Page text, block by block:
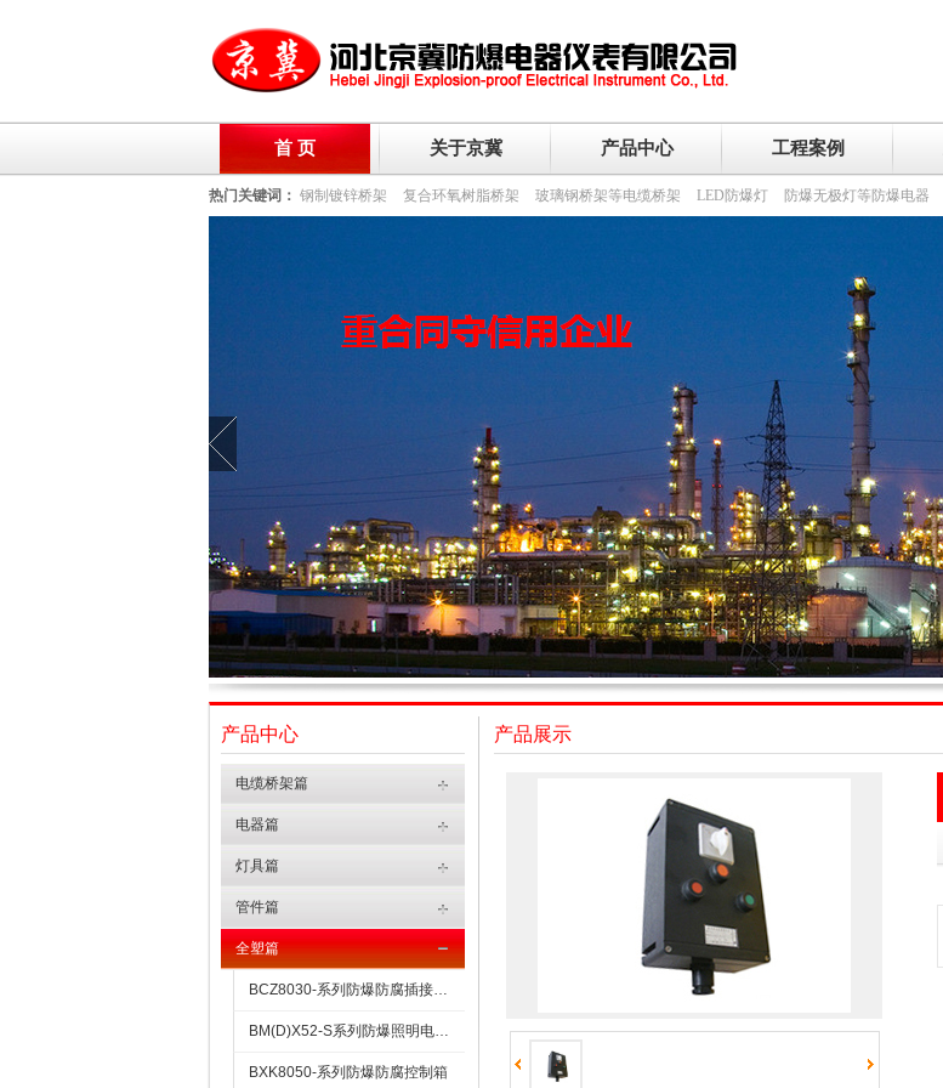
首 页 关于京冀 产品中心 工程案例
热门关键词： 钢制镀锌桥架 复合环氧树脂桥架 玻璃钢桥架等电缆桥架 LED防爆灯 防爆无极灯等防爆电器
产品中心
电缆桥架篇
电器篇
灯具篇
管件篇
全塑篇
BCZ8030-系列防爆防腐插接装置
BM(D)X52-S系列防爆照明电力配电箱（全塑外壳）
BXK8050-系列防爆防腐控制箱
产品展示